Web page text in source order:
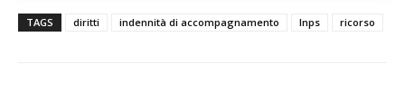
TAGS diritti indennità di accompagnamento Inps ricorso